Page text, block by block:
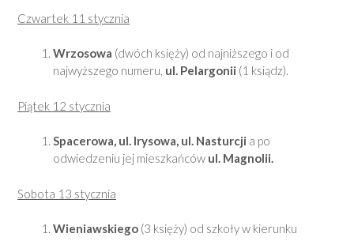
Czwartek 11 stycznia
Wrzosowa (dwóch księży) od najniższego i od
najwyższego numeru, ul. Pelargonii (1 ksiądz).
Piątek 12 stycznia
Spacerowa, ul. Irysowa, ul. Nasturcji a po
odwiedzeniu jej mieszkańców ul. Magnolii.
Sobota 13 stycznia
Wieniawskiego (3 księży) od szkoły w kierunku